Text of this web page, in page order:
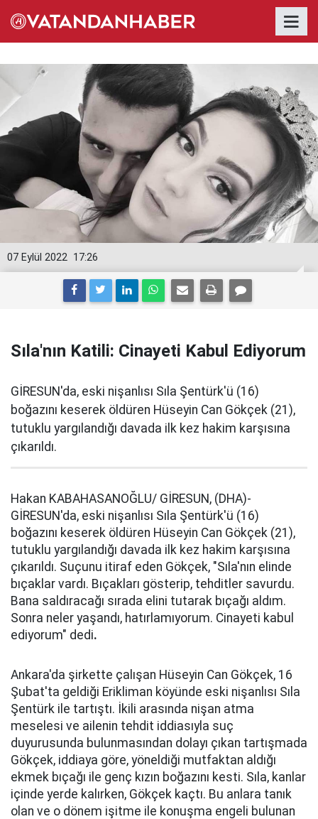
17:26
07 Eylül 2022
Sıla'nın Katili: Cinayeti Kabul Ediyorum
GİRESUN'da, eski nişanlısı Sıla Şentürk'ü (16)
boğazını keserek öldüren Hüseyin Can Gökçek (21),
tutuklu yargılandığı davada ilk kez hakim karşısına
çıkarıldı.
Hakan KABAHASANOĞLU/ GİRESUN, (DHA)-
GİRESUN'da, eski nişanlısı Sıla Şentürk'ü (16)
boğazını keserek öldüren Hüseyin Can Gökçek (21),
tutuklu yargılandığı davada ilk kez hakim karşısına
çıkarıldı. Suçunu itiraf eden Gökçek, "Sıla'nın elinde
bıçaklar vardı. Bıçakları gösterip, tehditler savurdu.
Bana saldıracağı sırada elini tutarak bıçağı aldım.
Sonra neler yaşandı, hatırlamıyorum. Cinayeti kabul
ediyorum" dedi.
Ankara'da şirkette çalışan Hüseyin Can Gökçek, 16
Şubat'ta geldiği Erikliman köyünde eski nişanlısı Sıla
Şentürk ile tartıştı. İkili arasında nişan atma
meselesi ve ailenin tehdit iddiasıyla suç
duyurusunda bulunmasından dolayı çıkan tartışmada
Gökçek, iddiaya göre, yöneldiği mutfaktan aldığı
ekmek bıçağı ile genç kızın boğazını kesti. Sıla, kanlar
içinde yerde kalırken, Gökçek kaçtı. Bu anlara tanık
olan ve o dönem işitme ile konuşma engeli bulunan